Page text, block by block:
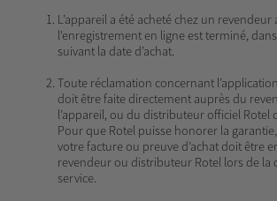
L’appareil a été acheté chez un revendeur
l'enregistrement en ligne est terminé,
suivant la date d’achat.
Toute réclamation concernant
doit être faite directement auprès du
l’appareil, ou du distributeur officiel Rotel
Pour que Rotel puisse honorer la
votre facture ou preuve d’achat doit être
revendeur ou distributeur Rotel lors de la
service.